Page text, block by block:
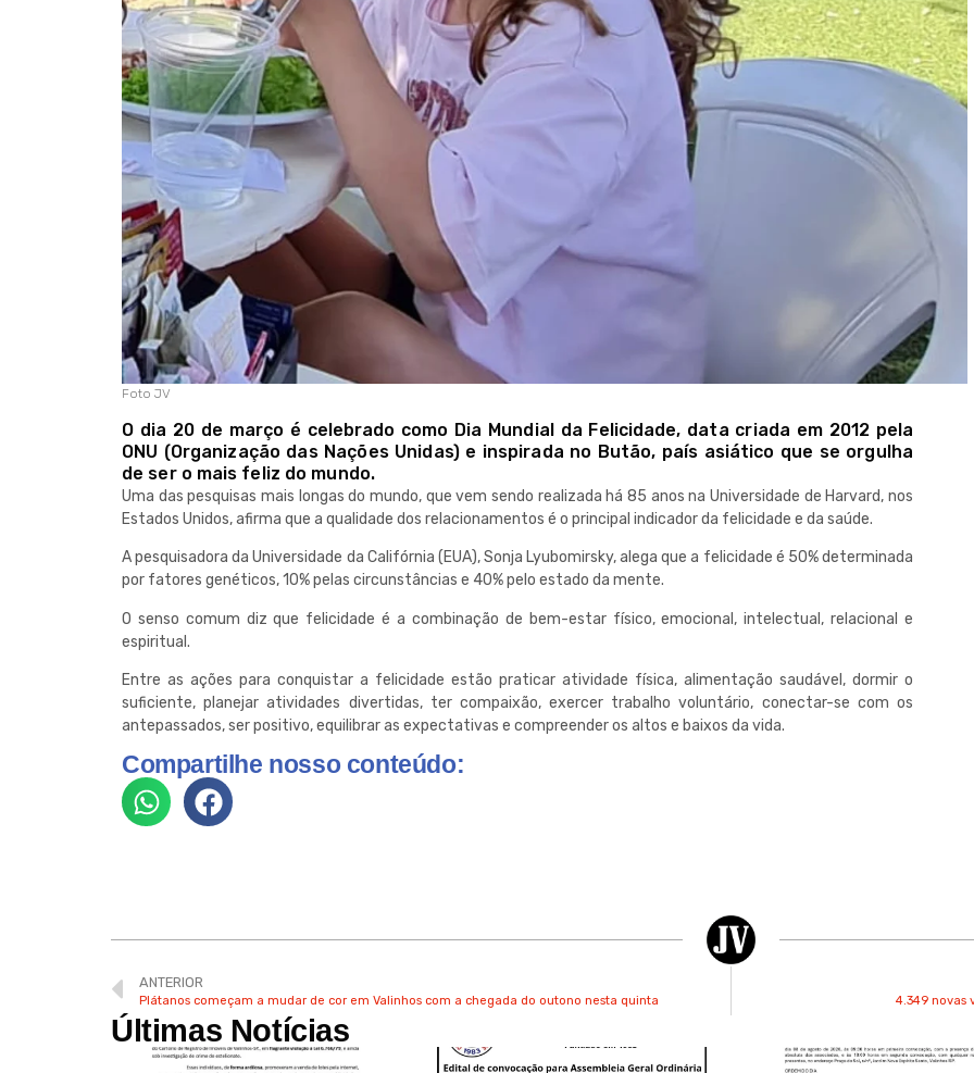
Foto JV
O dia 20 de março é celebrado como Dia Mundial da Felicidade, data criada em 2012 pela
ONU (Organização das Nações Unidas) e inspirada no Butão, país asiático que se orgulha
de ser o mais feliz do mundo.
Uma das pesquisas mais longas do mundo, que vem sendo realizada há 85 anos na Universidade de Harvard, nos
Estados Unidos, afirma que a qualidade dos relacionamentos é o principal indicador da felicidade e da saúde.
A pesquisadora da Universidade da Califórnia (EUA), Sonja Lyubomirsky, alega que a felicidade é 50% determinada
por fatores genéticos, 10% pelas circunstâncias e 40% pelo estado da mente.
O senso comum diz que felicidade é a combinação de bem-estar físico, emocional, intelectual, relacional e
espiritual.
Entre as ações para conquistar a felicidade estão praticar atividade física, alimentação saudável, dormir o
suficiente, planejar atividades divertidas, ter compaixão, exercer trabalho voluntário, conectar-se com os
antepassados, ser positivo, equilibrar as expectativas e compreender os altos e baixos da vida.
Compartilhe nosso conteúdo:
ANTERIOR
Plátanos começam a mudar de cor em Valinhos com a chegada do outono nesta quinta 4.349 novas
Últimas Notícias